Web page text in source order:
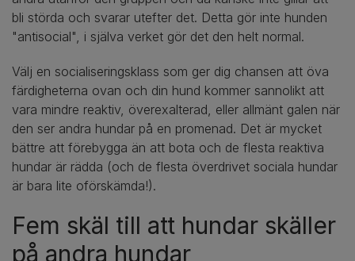
bli störda och svarar utefter det. Detta gör inte hunden
"antisocial", i själva verket gör det den helt normal.
Välj en socialiseringsklass som ger dig chansen att öva
färdigheterna ovan och din hund kommer sannolikt att
vara mindre reaktiv, överexalterad, eller allmänt galen när
den ser andra hundar på en promenad. Det är mycket
bättre att förebygga än att bota och de flesta reaktiva
hundar är rädda (och de flesta överdrivet sociala hundar
är bara lite oförskämda!).
Fem skäl till att hundar skäller
på andra hundar